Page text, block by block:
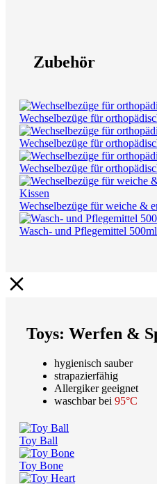
Zubehör
Wechselbezüge für
Wechselbezüge für
Wechselbezüge für
Wechselbezüge für weiche &
Wasch- und Pflegemittel 500ml
Toys: Werfen &
hygienisch sauber
strapazierfähig
Allergiker geeignet
waschbar bei 95°C
Toy Ball
Toy Bone